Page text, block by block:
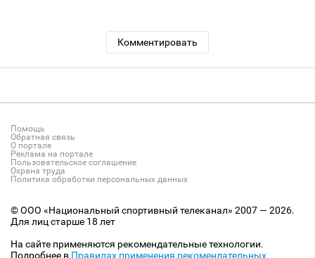
Комментировать
Помощь
Обратная связь
О портале
Реклама на портале
Пользовательское соглашение
Охрана труда
Политика обработки персональных данных
© ООО «Национальный спортивный телеканал» 2007 — 2026.
Для лиц старше 18 лет
На сайте применяются рекомендательные технологии.
Подробнее в Правилах применения рекомендательных